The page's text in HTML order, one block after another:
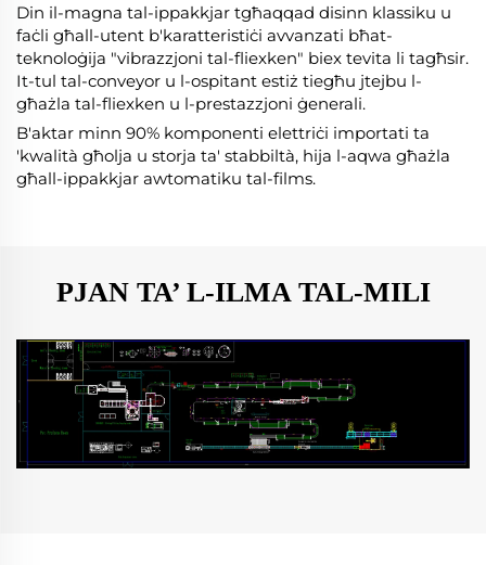
Din il-magna tal-ippakkjar tgħaqqad disinn klassiku u
faċli għall-utent b'karatteristiċi avvanzati bħat-
teknoloġija "vibrazzjoni tal-fliexken" biex tevita li tagħsir.
It-tul tal-conveyor u l-ospitant estiż tiegħu jtejbu l-
għażla tal-fliexken u l-prestazzjoni ġenerali.
B'aktar minn 90% komponenti elettriċi importati ta
'kwalità għolja u storja ta' stabbiltà, hija l-aqwa għażla
għall-ippakkjar awtomatiku tal-films.
PJAN TA’ L-ILMA TAL-MILI